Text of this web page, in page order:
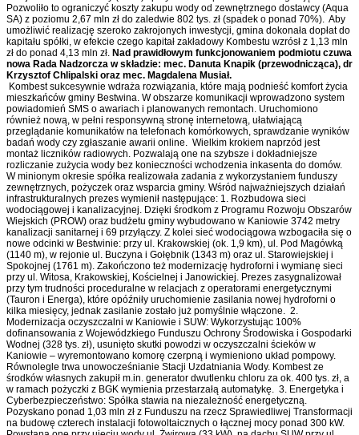
Pozwoliło to ograniczyć koszty zakupu wody od zewnętrznego dostawcy (Aqua
SA) z poziomu 2,67 mln zł do zaledwie 802 tys. zł (spadek o ponad 70%). Aby
umożliwić realizację szeroko zakrojonych inwestycji, gmina dokonała dopłat do
kapitału spółki, w efekcie czego kapitał zakładowy Kombestu wzrósł z 1,13 mln
zł do ponad 4,13 mln zł. Nad prawidłowym funkcjonowaniem podmiotu czuwa
nowa Rada Nadzorcza w składzie: mec. Danuta Knapik (przewodnicząca), dr
Krzysztof Chlipalski oraz mec. Magdalena Musiał.
Kombest sukcesywnie wdraża rozwiązania, które mają podnieść komfort życia
mieszkańców gminy Bestwina. W obszarze komunikacji wprowadzono system
powiadomień SMS o awariach i planowanych remontach. Uruchomiono
również nową, w pełni responsywną stronę internetową, ułatwiającą
przeglądanie komunikatów na telefonach komórkowych, sprawdzanie wyników
badań wody czy zgłaszanie awarii online. Wielkim krokiem naprzód jest
montaż liczników radiowych. Pozwalają one na szybsze i dokładniejsze
rozliczanie zużycia wody bez konieczności wchodzenia inkasenta do domów.
W minionym okresie spółka realizowała zadania z wykorzystaniem funduszy
zewnętrznych, pożyczek oraz wsparcia gminy. Wśród najważniejszych działań
infrastrukturalnych prezes wymienił następujące: 1. Rozbudowa sieci
wodociągowej i kanalizacyjnej. Dzięki środkom z Programu Rozwoju Obszarów
Wiejskich (PROW) oraz budżetu gminy wybudowano w Kaniowie 3742 metry
kanalizacji sanitarnej i 69 przyłączy. Z kolei sieć wodociągowa wzbogaciła się o
nowe odcinki w Bestwinie: przy ul. Krakowskiej (ok. 1,9 km), ul. Pod Magówką
(1140 m), w rejonie ul. Buczyna i Gołębnik (1343 m) oraz ul. Starowiejskiej i
Spokojnej (1761 m). Zakończono też modernizację hydroforni i wymianę sieci
przy ul. Witosa, Krakowskiej, Kościelnej i Janowickiej. Prezes zasygnalizował
przy tym trudności proceduralne w relacjach z operatorami energetycznymi
(Tauron i Energa), które opóźniły uruchomienie zasilania nowej hydroforni o
kilka miesięcy, jednak zasilanie zostało już pomyślnie włączone. 2.
Modernizacja oczyszczalni w Kaniowie i SUW: Wykorzystując 100%
dofinansowania z Wojewódzkiego Funduszu Ochrony Środowiska i Gospodarki
Wodnej (328 tys. zł), usunięto skutki powodzi w oczyszczalni ścieków w
Kaniowie – wyremontowano komorę czerpną i wymieniono układ pompowy.
Równolegle trwa unowocześnianie Stacji Uzdatniania Wody. Kombest ze
środków własnych zakupił m.in. generator dwutlenku chloru za ok. 400 tys. zł, a
w ramach pożyczki z BGK wymienia przestarzałą automatykę. 3. Energetyka i
Cyberbezpieczeństwo: Spółka stawia na niezależność energetyczną.
Pozyskano ponad 1,03 mln zł z Funduszu na rzecz Sprawiedliwej Transformacji
na budowę czterech instalacji fotowoltaicznych o łącznej mocy ponad 300 kW.